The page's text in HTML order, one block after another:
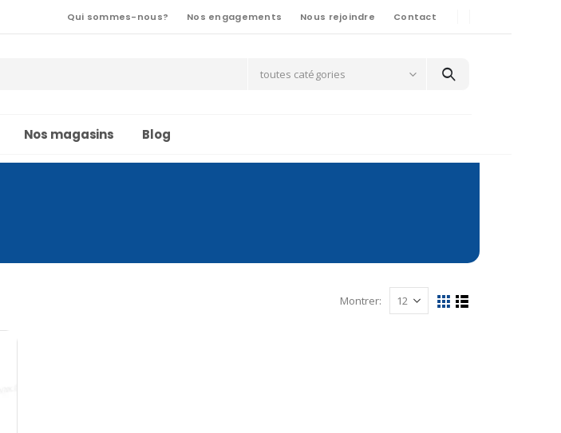
Qui sommes-nous? Nos engagements Nous rejoindre Contact
toutes catégories
Nos magasins Blog
Montrer: